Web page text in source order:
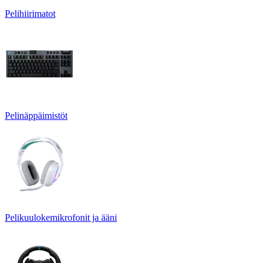
Pelihiirimatot
Pelinäppäimistöt
Pelikuulokemikrofonit ja ääni